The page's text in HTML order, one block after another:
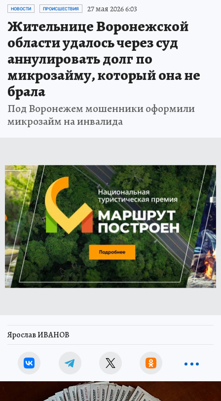
НОВОСТИ ПРОИСШЕСТВИЯ 27 мая 2026 6:03
Жительнице Воронежской
области удалось через суд
аннулировать долг по
микрозайму, который она не
брала
Под Воронежем мошенники оформили
микрозайм на инвалида
Ярослав ИВАНОВ